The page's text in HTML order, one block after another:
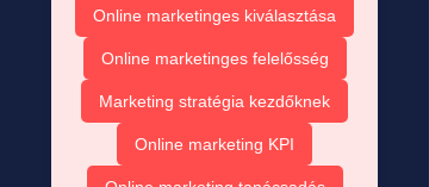
Online marketinges kiválasztása
Online marketinges felelősség
Marketing stratégia kezdőknek
Online marketing KPI